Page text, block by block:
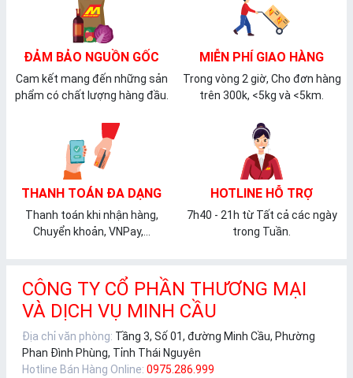
ĐẢM BẢO NGUỒN GỐC
Cam kết mang đến những sản
phẩm có chất lượng hàng đầu.
MIỄN PHÍ GIAO HÀNG
Trong vòng 2 giờ, Cho đơn hàng
trên 300k, <5kg và <5km.
THANH TOÁN ĐA DẠNG
Thanh toán khi nhận hàng,
Chuyển khoản, VNPay,...
HOTLINE HỖ TRỢ
7h40 - 21h từ Tất cả các ngày
trong Tuần.
CÔNG TY CỔ PHẦN THƯƠNG MẠI
VÀ DỊCH VỤ MINH CẦU
Địa chỉ văn phòng: Tầng 3, Số 01, đường Minh Cầu, Phường
Phan Đình Phùng, Tỉnh Thái Nguyên
Hotline Bán Hàng Online: 0975.286.999